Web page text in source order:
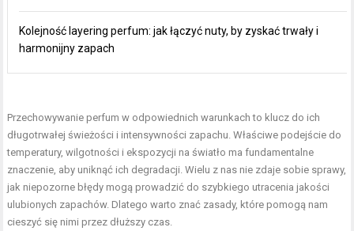
Kolejność layering perfum: jak łączyć nuty, by zyskać trwały i
harmonijny zapach
Przechowywanie perfum w odpowiednich warunkach to klucz do ich
długotrwałej świeżości i intensywności zapachu. Właściwe podejście do
temperatury, wilgotności i ekspozycji na światło ma fundamentalne
znaczenie, aby uniknąć ich degradacji. Wielu z nas nie zdaje sobie sprawy,
jak niepozorne błędy mogą prowadzić do szybkiego utracenia jakości
ulubionych zapachów. Dlatego warto znać zasady, które pomogą nam
cieszyć się nimi przez dłuższy czas.